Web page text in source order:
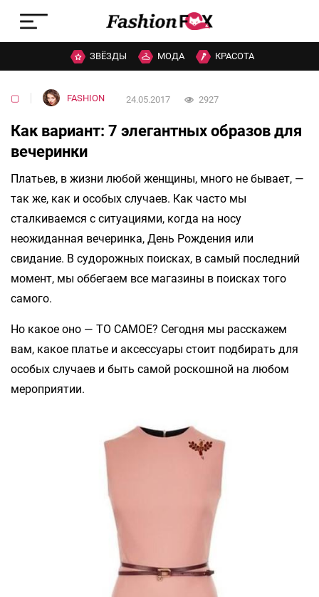
ЗВЁЗДЫ МОДА КРАСОТА
▢ FASHION 24.05.2017 2927
Как вариант: 7 элегантных образов для
вечеринки
Платьев, в жизни любой женщины, много не бывает, —
так же, как и особых случаев. Как часто мы
сталкиваемся с ситуациями, когда на носу
неожиданная вечеринка, День Рождения или
свидание. В судорожных поисках, в самый последний
момент, мы оббегаем все магазины в поисках того
самого.
Но какое оно — ТО САМОЕ? Сегодня мы расскажем
вам, какое платье и аксессуары стоит подбирать для
особых случаев и быть самой роскошной на любом
мероприятии.